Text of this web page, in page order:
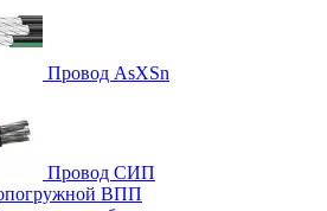
Провод AsXSn
Провод СИП
ВПП